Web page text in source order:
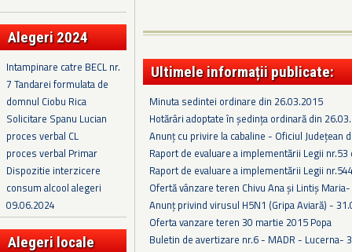
Alegeri 2024
Intampinare catre BECL nr.
7 Tandarei formulata de
domnul Ciobu Rica
Solicitare Spanu Lucian
proces verbal CL
proces verbal Primar
Dispozitie interzicere
consum alcool alegeri
09.06.2024
Alegeri locale
Ultimele informații publicate:
Minuta sedintei ordinare din 26.03.2015
Hotărâri adoptate în ședința ordinară din
Anunț cu privire la cabaline - Oficiul Județean
Raport de evaluare a implementării Legii
Raport de evaluare a implementării Legii
Ofertă vânzare teren Chivu Ana și Lintiș
Anunț privind virusul H5N1 (Gripa Aviară) -
Oferta vanzare teren 30 martie 2015 Popa
Buletin de avertizare nr.6 - MADR - Lucerna-